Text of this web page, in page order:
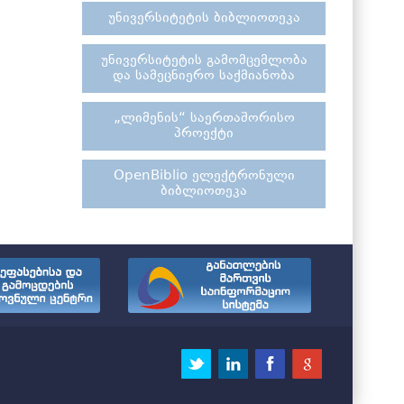
უნივერსიტეტის ბიბლიოთეკა
უნივერსიტეტის გამომცემლობა
და სამეცნიერო საქმიანობა
„ლიმენის“ საერთაშორისო
პროექტი
OpenBiblio ელექტრონული
ბიბლიოთეკა